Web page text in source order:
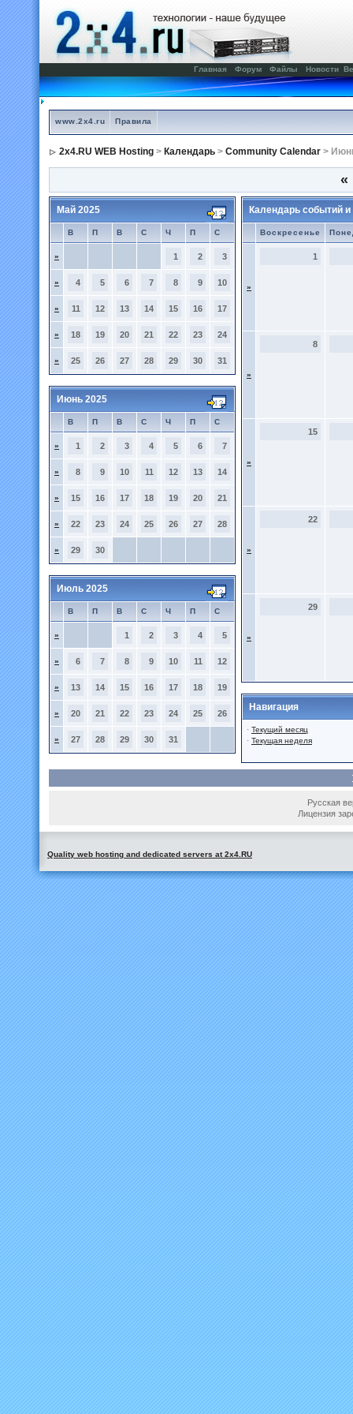
Главная Форум Файлы Новости
www.2x4.ru Правила
2x4.RU WEB Hosting > Календарь > Community Calendar >
«
Май 2025
В П В С Ч П С
» 1 2 3
» 4 5 6 7 8 9 10
» 11 12 13 14 15 16 17
» 18 19 20 21 22 23 24
» 25 26 27 28 29 30 31
Июнь 2025
В П В С Ч П С
» 1 2 3 4 5 6 7
» 8 9 10 11 12 13 14
» 15 16 17 18 19 20 21
» 22 23 24 25 26 27 28
» 29 30
Июль 2025
В П В С Ч П С
» 1 2 3 4 5
» 6 7 8 9 10 11 12
» 13 14 15 16 17 18 19
» 20 21 22 23 24 25 26
» 27 28 29 30 31
Календарь событий
Воскресенье
»
1
»
8
»
15
»
22
»
29
Навигация
· Текущий месяц
· Текущая неделя
Русская
Лицензия
Quality web hosting and dedicated servers at 2x4.RU